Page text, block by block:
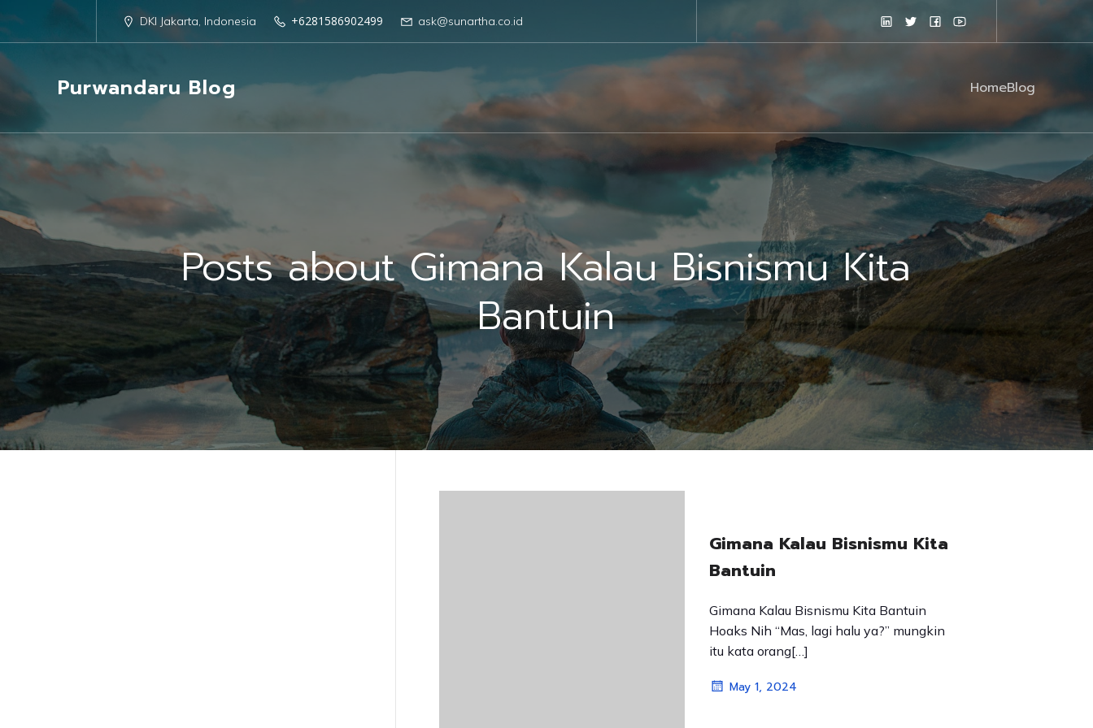
DKI Jakarta, Indonesia +6281586902499 ask@sunartha.co.id
Purwandaru Blog HomeBlog
Posts about Gimana Kalau Bisnismu Kita
Bantuin
Gimana Kalau Bisnismu Kita
Bantuin
Gimana Kalau Bisnismu Kita Bantuin
Hoaks Nih “Mas, lagi halu ya?” mungkin
itu kata orang[…]
May 1, 2024